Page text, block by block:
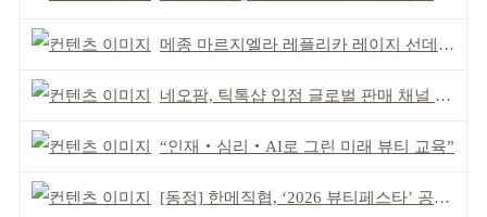
메종 마르지엘라 레플리카 레이지 선데이 모닝 디퓨저
네오팜, 틱톡샵 입점 글로벌 판매 채널 다각화
“인재‧심리‧AI로 그린 미래 뷰티 교육”
[동정] 한메직협, ‘2026 뷰티페스타’ 공동 주최